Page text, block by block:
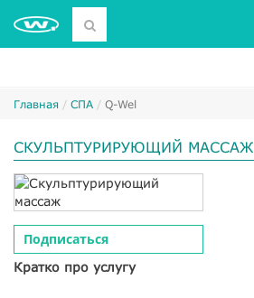
Главная СПА Q-Wel
СКУЛЬПТУРИРУЮЩИЙ МАССАЖ
Подписаться
Кратко про услугу